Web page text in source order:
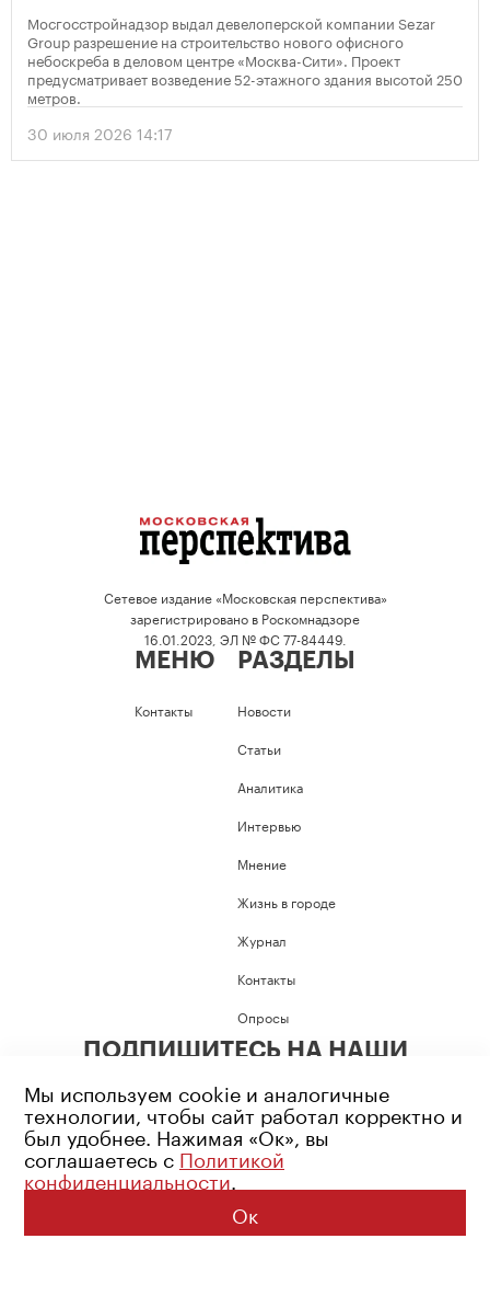
Мосгосстройнадзор выдал девелоперской компании Sezar
Group разрешение на строительство нового офисного
небоскреба в деловом центре «Москва-Сити». Проект
предусматривает возведение 52-этажного здания высотой 250
метров.
30 июля 2026 14:17
Сетевое издание «Московская перспектива»
зарегистрировано в Роскомнадзоре
16.01.2023, ЭЛ № ФС 77-84449.
МЕНЮ
Контакты
РАЗДЕЛЫ
Новости
Статьи
Аналитика
Интервью
Мнение
Жизнь в городе
Журнал
Контакты
Опросы
ПОДПИШИТЕСЬ НА НАШИ
Возрастное ограничение: 16+
Политика конфиденциальности
© 2026 Все права защищены
Мы используем cookie и аналогичные
технологии, чтобы сайт работал корректно и
был удобнее. Нажимая «Ок», вы
соглашаетесь с Политикой
конфиденциальности.
Ок